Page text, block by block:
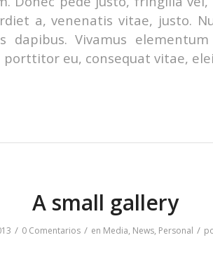
a, venenatis vitae, justo.
dapibus. Vivamus
eu, consequat vitae,
A small gallery
/ 0 Comentarios / en Media, News, Personal /